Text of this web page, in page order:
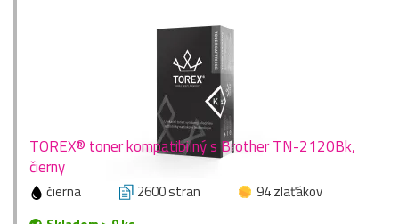
TOREX® toner kompatibilný s Brother TN-2120Bk,
čierny
čierna 2600 stran
94 zlaťákov